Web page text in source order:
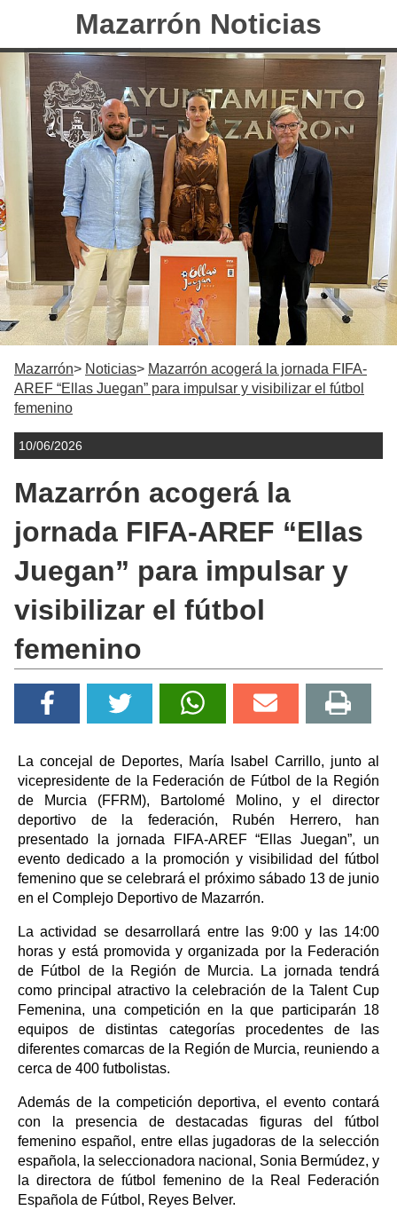
Mazarrón Noticias
Mazarrón Noticias
Mazarrón acogerá la jornada FIFA-
AREF “Ellas Juegan” para impulsar y visibilizar el fútbol
femenino
10/06/2026
Mazarrón acogerá la
jornada FIFA-AREF “Ellas
Juegan” para impulsar y
visibilizar el fútbol
femenino
La concejal de Deportes, María Isabel Carrillo, junto al
vicepresidente de la Federación de Fútbol de la Región
de Murcia (FFRM), Bartolomé Molino, y el director
deportivo de la federación, Rubén Herrero, han
presentado la jornada FIFA-AREF “Ellas Juegan”, un
evento dedicado a la promoción y visibilidad del fútbol
femenino que se celebrará el próximo sábado 13 de junio
en el Complejo Deportivo de Mazarrón.
La actividad se desarrollará entre las 9:00 y las 14:00
horas y está promovida y organizada por la Federación
de Fútbol de la Región de Murcia. La jornada tendrá
como principal atractivo la celebración de la Talent Cup
Femenina, una competición en la que participarán 18
equipos de distintas categorías procedentes de las
diferentes comarcas de la Región de Murcia, reuniendo a
cerca de 400 futbolistas.
Además de la competición deportiva, el evento contará
con la presencia de destacadas figuras del fútbol
femenino español, entre ellas jugadoras de la selección
española, la seleccionadora nacional, Sonia Bermúdez, y
la directora de fútbol femenino de la Real Federación
Española de Fútbol, Reyes Belver.